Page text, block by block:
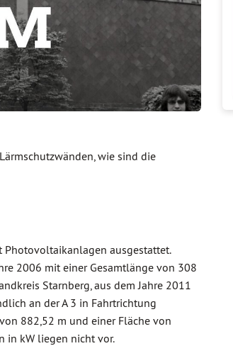
wie sind die
Photovoltaikanlagen ausgestattet.
2006 mit einer Gesamtlänge von 308
Starnberg, aus dem Jahre 2011
an der A 3 in Fahrtrichtung
882,52 m und einer Fläche von
in kW liegen nicht vor.